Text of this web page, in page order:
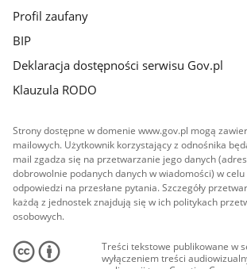
Profil zaufany
BIP
Deklaracja dostępności serwisu Gov.pl
Klauzula RODO
Strony dostępne w domenie www.gov.pl mogą
mailowych. Użytkownik korzystający z odnośnika
mail zgadza się na przetwarzanie jego danych
dobrowolnie podanych danych w wiadomości) w celu
odpowiedzi na przesłane pytania. Szczegóły
każdą z jednostek znajdują się w ich politykach
osobowych.
Treści tekstowe publikowane w
wyłączeniem treści